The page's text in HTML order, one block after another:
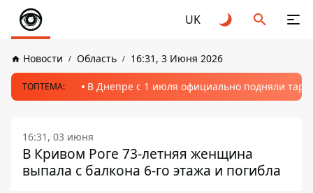
UK
Новости Область 16:31, 3 Июня 2026
ТОПТЕМА: В Днепре с 1 июля официально подняли
16:31, 03 июня
В Кривом Роге 73-летняя женщина
выпала с балкона 6-го этажа и погибла